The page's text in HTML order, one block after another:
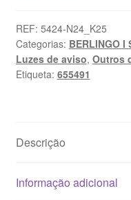
REF: 5424-N24_K25
Categorias: BERLINGO I
Luzes de aviso, Outros
Etiqueta: 655491
Descrição
Informação adicional